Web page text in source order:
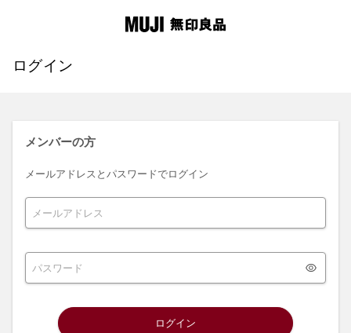
ログイン
メンバーの方
メールアドレスとパスワードでログイン
ログイン